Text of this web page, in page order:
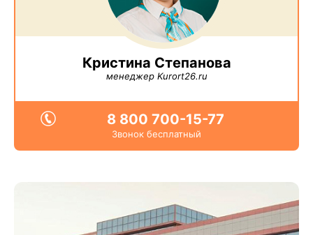
Кристина Степанова
менеджер Kurort26.ru
8 800 700-15-77
Звонок бесплатный